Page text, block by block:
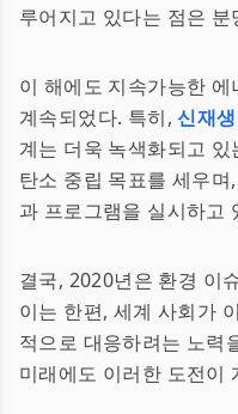
루어지고 있다는 점은 분
이 해에도 지속가능한
계속되었다. 특히,신재
계는 더욱 녹색화되고
탄소 중립 목표를 세우
과 프로그램을 실시하고
결국, 2020년은 환경 이
이는 한편, 세계 사회가
적으로 대응하려는 노력
미래에도 이러한 도전